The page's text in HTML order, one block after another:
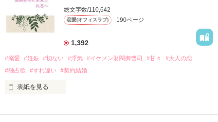
-青扇学園シリーズ-
✼••┈┈┈┈••✼••┈┈┈┈••✼
✼••┈┈┈┈••✼••┈┈┈┈••✼
みほ.H様
レビューありがとうございます😭
『顔はいいが女に見境のないクズ』
営業部エース 佐久間 陸
୨୧┈┈┈┈┈┈┈┈┈┈┈┈┈┈┈┈┈୨୧
୨୧┈┈┈┈┈┈┈┈┈┈┈┈┈┈┈┈┈୨୧
総文字数/110,642
恋愛(オフィスラブ) 190ページ
1,392
#溺愛 #妊娠 #切ない #浮気 #イケメン財閥御曹司 #甘々
#大人の恋
#独占欲
#すれ違い #契約結婚
表紙を見る
堤インテリア勤務　✕　葵財閥御曹司